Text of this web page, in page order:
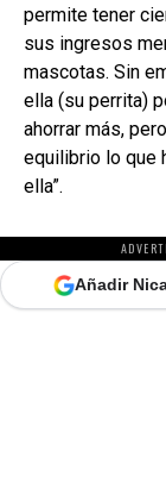
permite tener
sus ingresos
mascotas. Sin
ella (su perrita)
ahorrar más,
equilibrio lo que
ella”.
Añadir